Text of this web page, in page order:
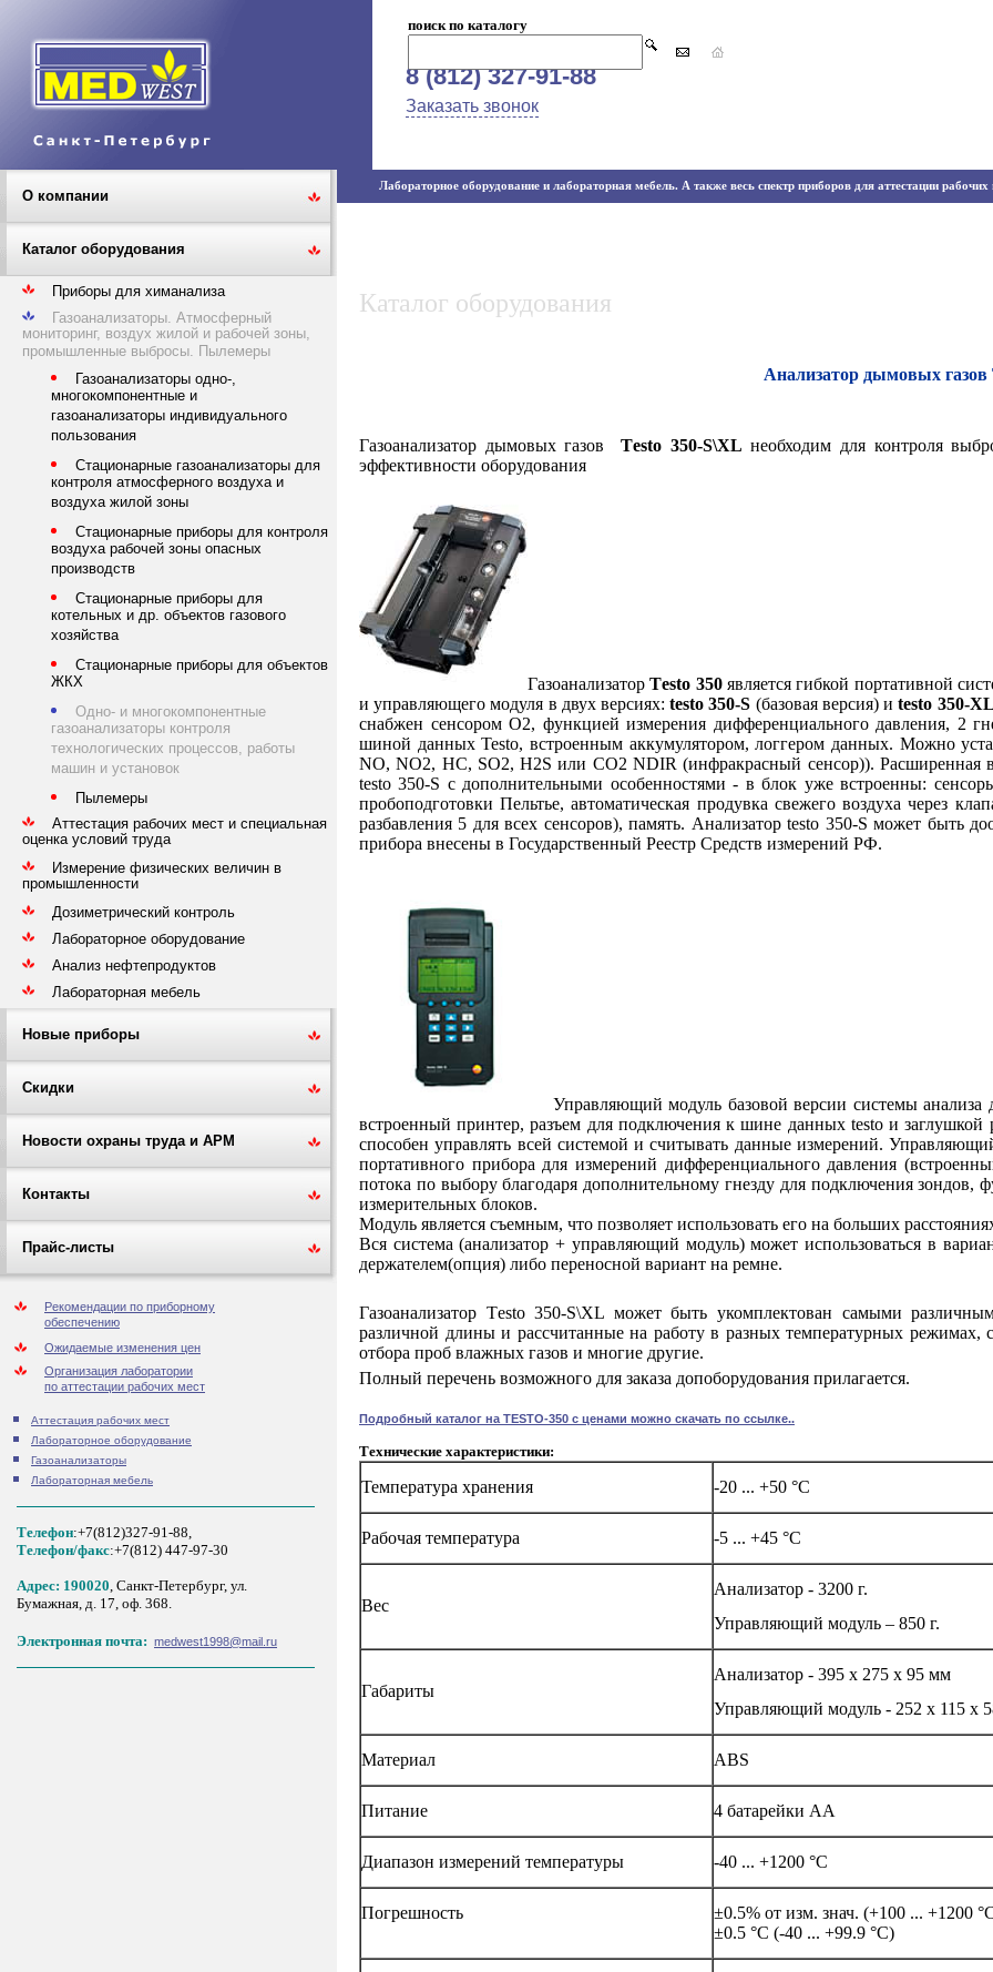
поиск по каталогу
8 (812) 327-91-88
Заказать звонок
О компании
Каталог оборудования
Приборы для химанализа
Газоанализаторы. Атмосферный
мониторинг, воздух жилой и рабочей зоны,
промышленные выбросы. Пылемеры
Газоанализаторы одно-,
многокомпонентные и
газоанализаторы индивидуального
пользования
Стационарные газоанализаторы для
контроля атмосферного воздуха и
воздуха жилой зоны
Стационарные приборы для контроля
воздуха рабочей зоны опасных
производств
Стационарные приборы для
котельных и др. объектов газового
хозяйства
Стационарные приборы для объектов
ЖКХ
Одно- и многокомпонентные
газоанализаторы контроля
технологических процессов, работы
машин и установок
Пылемеры
Аттестация рабочих мест и специальная
оценка условий труда
Измерение физических величин в
промышленности
Дозиметрический контроль
Лабораторное оборудование
Анализ нефтепродуктов
Лабораторная мебель
Новые приборы
Скидки
Новости охраны труда и АРМ
Контакты
Прайс-листы
Рекомендации по приборному
обеспечению
Ожидаемые изменения цен
Организация лаборатории
по аттестации рабочих мест
Аттестация рабочих мест
Лабораторное оборудование
Газоанализаторы
Лабораторная мебель
Телефон:+7(812)327-91-88,
Tелефон/факс:+7(812) 447-97-30
Адрес: 190020, Санкт-Петербург, ул.
Бумажная, д. 17, оф. 368.
Электронная почта: medwest1998@mail.ru
Лабораторное оборудование и лабораторная мебель. А также весь спектр приборов для аттестации
Каталог оборудования
Анализатор дымовых газов
Газоанализатор дымовых газовТesto 350-S\XL необходим для контроля
эффективности оборудования
ГазоанализаторТesto 350является гибкой портативной
и управляющего модуля в двух версиях:testo 350-S (базовая версия) иtesto 350-XL
снабжен сенсором O2, функцией измерения дифференциального давления, 2
шиной данных Testo, встроенным аккумулятором, логгером данных. Можно
NO, NO2, HC, SO2, H2S или CO2 NDIR (инфракрасный сенсор)). Расширенная
testo 350-S с дополнительными особенностями - в блок уже встроенны:
пробоподготовки Пельтье, автоматическая продувка свежего воздуха через
разбавления 5 для всех сенсоров), память. Анализатор testo 350-S может быть
прибора внесены в Государственный Реестр Средств измерений РФ.
Управляющий модуль базовой версии системы анализа
встроенный принтер, разъем для подключения к шине данных testo и
способен управлять всей системой и считывать данные измерений.
портативного прибора для измерений дифференциального давления
потока по выбору благодаря дополнительному гнезду для подключения
измерительных блоков.
Модуль является съемным, что позволяет использовать его на больших
Вся система (анализатор + управляющий модуль) может использоваться в
держателем(опция) либо переносной вариант на ремне.
Газоанализатор Тesto 350-S\XL может быть укомплектован самыми
различной длины и рассчитанные на работу в разных температурных
отбора проб влажных газов и многие другие.
Полный перечень возможного для заказа допоборудования прилагается.
Подробный каталог на TESTO-350 с ценами можно скачать по ссылке..
Технические характеристики:
Температура хранения -20 ... +50 °C
Рабочая температура -5 ... +45 °C
Вес
Анализатор - 3200 г.
Управляющий модуль – 850 г.
Габариты
Анализатор - 395 x 275 x 95 мм
Управляющий модуль - 252 x 115 x
Материал ABS
Питание 4 батарейки AA
Диапазон измерений температуры -40 ... +1200 °C
Погрешность
±0.5% от изм. знач. (+100 ... +1200
±0.5 °C (-40 ... +99.9 °C)